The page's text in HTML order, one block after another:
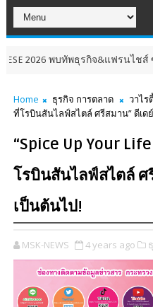
บทัพธุรกิจ&แฟรนไชส์ ซัพพลายเ
Home ธุรกิจ การตลาด วาไร
ที่โรบินสันไลฟ์สไตล์ ศรีสมาน” ดีเด
“Spice Up Your
โรบินสันไลฟ์สไตล์ ศ
เป็นต้นไป!
MSK-NEWS 4 years ago